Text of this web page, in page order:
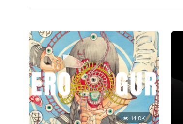
14.0K